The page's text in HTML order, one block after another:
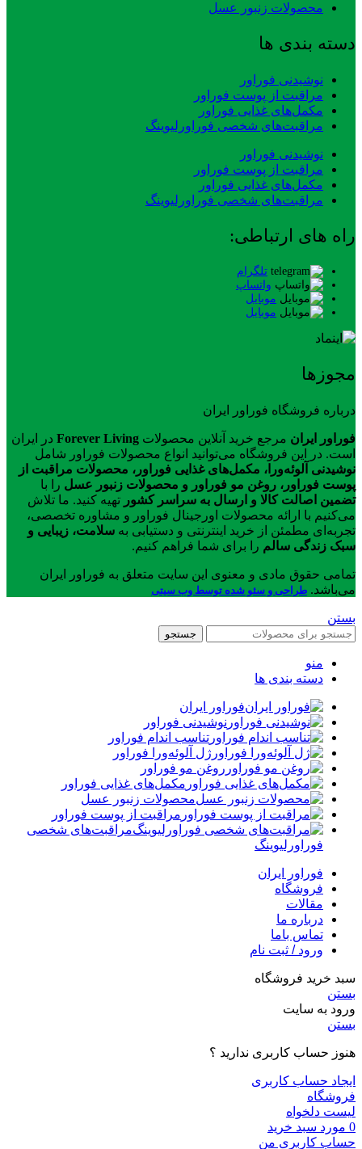
محصولات زنبور عسل
دسته بندی ها
نوشیدنی فوراور
مراقبت از پوست فوراور
مکمل‌های غذایی فوراور
مراقبت‌های شخصی فوراورلیوینگ
نوشیدنی فوراور
مراقبت از پوست فوراور
مکمل‌های غذایی فوراور
مراقبت‌های شخصی فوراورلیوینگ
راه های ارتباطی:
تلگرام
واتساپ
موبایل
موبایل
مجوزها
درباره فروشگاه فوراور ایران
فوراور ایران مرجع خرید آنلاین محصولات Forever Living در ایران
است. در این فروشگاه می‌توانید انواع محصولات فوراور شامل
نوشیدنی آلوئه‌ورا، مکمل‌های غذایی فوراور، محصولات مراقبت از
پوست فوراور، روغن مو فوراور و محصولات زنبور عسل را با
تضمین اصالت کالا و ارسال به سراسر کشور تهیه کنید. ما تلاش
می‌کنیم با ارائه محصولات اورجینال فوراور و مشاوره تخصصی،
تجربه‌ای مطمئن از خرید اینترنتی و دستیابی به سلامت، زیبایی و
سبک زندگی سالم را برای شما فراهم کنیم.
تمامی حقوق مادی و معنوی این سایت متعلق به فوراور ایران
می‌باشد. طراحی و سئو شده توسط وب سیتی
بستن
جستجو
منو
دسته بندی ها
فوراور ایران
نوشیدنی فوراور
تناسب اندام فوراور
ژل آلوئه‌ورا فوراور
روغن مو فوراور
مکمل‌های غذایی فوراور
محصولات زنبور عسل
مراقبت از پوست فوراور
مراقبت‌های شخصی
فوراورلیوینگ
فوراور ایران
فروشگاه
مقالات
درباره ما
تماس باما
ورود / ثبت نام
سبد خرید فروشگاه
بستن
ورود به سایت
بستن
هنوز حساب کاربری ندارید ؟
ایجاد حساب کاربری
فروشگاه
لیست دلخواه
0 مورد سبد خرید
حساب کاربری من